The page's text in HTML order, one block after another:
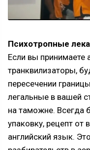
Психотропные
Если вы принимаете
транквилизаторы,
пересечении
легальные в вашей
на таможне. Всегда
упаковку, рецепт от
английский язык.